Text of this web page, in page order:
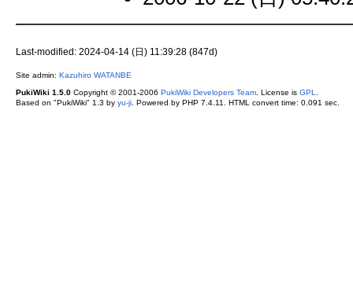
Last-modified: 2024-04-14 (日) 11:39:28 (847d)
Site admin: Kazuhiro WATANBE
PukiWiki 1.5.0Copyright © 2001-2006 PukiWiki Developers Team. License is GPL
Based on "PukiWiki" 1.3 by yu-ji. Powered by PHP 7.4.11. HTML convert time: 0.091 sec.